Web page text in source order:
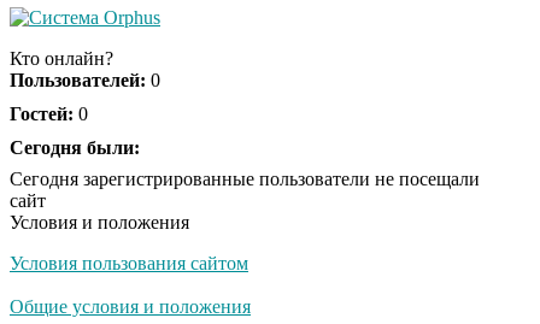
Ролик длится пару
Ржу не переставая, это
не раз
Какие товары
магазинов с 1 августа
Кто онлайн?
Пользователей: 0
Гостей: 0
Сегодня были:
Сегодня зарегистрированные пользователи не посещали
сайт
Условия и положения
Условия пользования сайтом
Общие условия и положения